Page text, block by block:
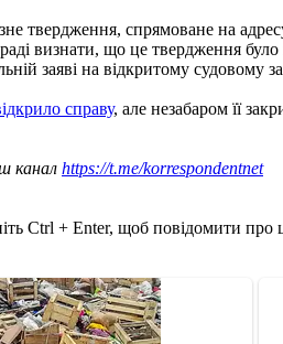
твердження, спрямоване на
визнати, що це твердження
заяві на відкритому судовому
справу, але незабаром її
канал https://t.me/korrespondentnet
Ctrl + Enter, щоб повідомити про